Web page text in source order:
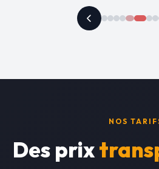
NOS
Des prix